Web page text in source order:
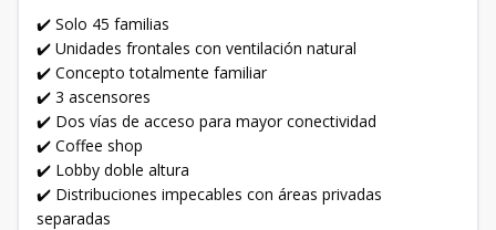
✔️ Solo 45 familias
✔️ Unidades frontales con ventilación natural
✔️ Concepto totalmente familiar
✔️ 3 ascensores
✔️ Dos vías de acceso para mayor conectividad
✔️ Coffee shop
✔️ Lobby doble altura
✔️ Distribuciones impecables con áreas privadas
separadas